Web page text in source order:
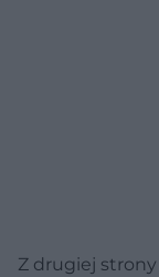
Z drugiej